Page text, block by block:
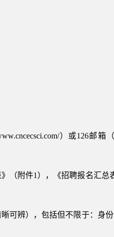
）或126邮箱
（附件1），《招聘报名汇总
可辨），包括但不限于：身